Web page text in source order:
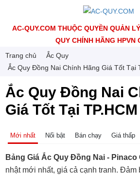
AC-QUY.COM THUỘC QUYỀN QUẢN
QUY CHÍNH HÃNG HPVN
Trang chủ
Ắc Quy
Ắc Quy Đồng Nai Chính Hãng Giá Tốt Tại
Ắc Quy Đồng Nai
Giá Tốt Tại TP.HCM
Mới nhất Nổi bật Bán chạy Giá thấp
Bảng Giá Ắc Quy Đồng Nai - Pinaco
nhật mới nhất, giá cả cạnh tranh.